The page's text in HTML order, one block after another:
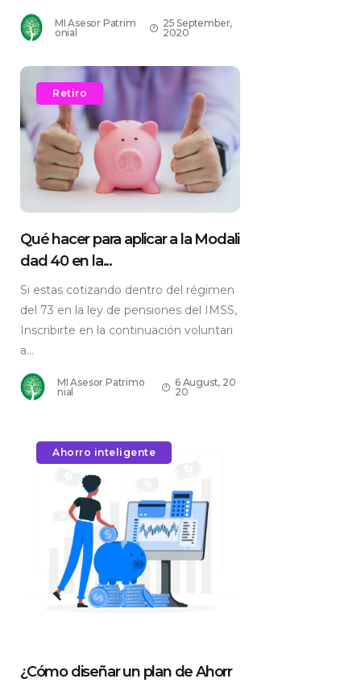
MI Asesor Patrim
onial
25 September,
2020
Retiro
Qué hacer para aplicar a la Modali
dad 40 en la...
Si estas cotizando dentro del régimen
del 73 en la ley de pensiones del IMSS,
Inscribirte en la continuación voluntari
a...
MI Asesor Patrimo
nial
6 August, 20
20
Ahorro inteligente
¿Cómo diseñar un plan de Ahorr